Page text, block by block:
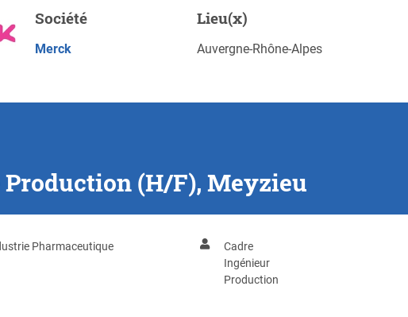
F), Meyzieu
POSTULEZ MAINTENANT
Société
Merck
Lieu(x)
Auvergne-Rhône-Alpes
Production (H/F), Meyzieu
Pharmaceutique
Cadre
Ingénieur
Production